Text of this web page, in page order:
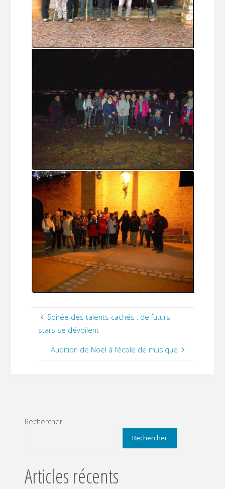
Soirée des talents cachés : de futurs
stars se dévoilent
Audition de Noël à l’école de musique
Rechercher
Rechercher
Articles récents